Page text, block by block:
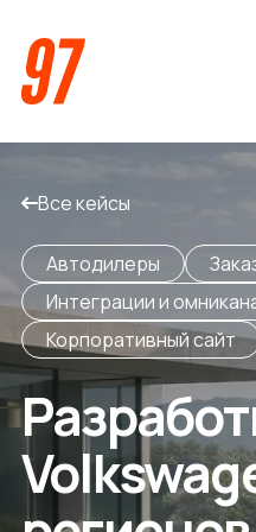
Кейсы
Компания
О нас
Услуги
Все кейсы
Автодилеры
Интеграции и
Корпоративный сайт